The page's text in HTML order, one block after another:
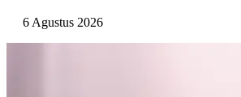
6 Agustus 2026